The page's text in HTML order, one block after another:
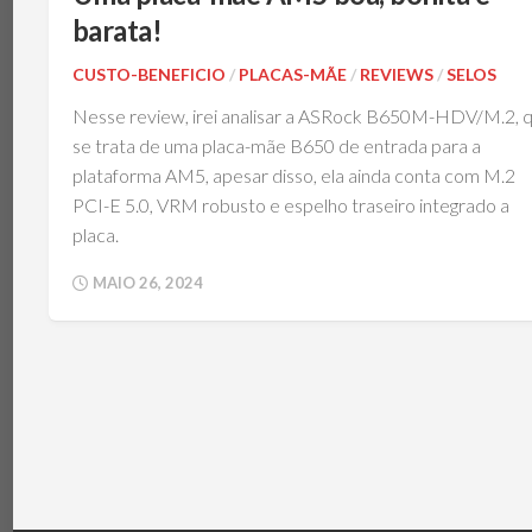
V
POWERBOARD
(PELTIER)
NOTEBOOKS
PERIFÉRICOS
PLACAS-
MÃE
E
barata!
CUSTO-BENEFICIO / PLACAS-MÃE/ REVIEWS/SELOS
Nesse review, irei analisar a ASRock B650M-HDV/M.2,
se trata de uma placa-mãe B650 de entrada para a
plataforma AM5, apesar disso, ela ainda conta com M.2
PCI-E 5.0, VRM robusto e espelho traseiro integrado a
placa.
MAIO 26, 2024